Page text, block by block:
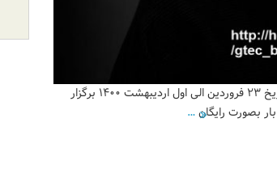
مدرسه بهاره آنلاین BCI & NEUROTECHNOLOGY کمپانی gtec به مدت ۱۰ روز از تاریخ ۲۳ فروردین الی اول اردیبهشت ۱۴۰۰ برگزار
…